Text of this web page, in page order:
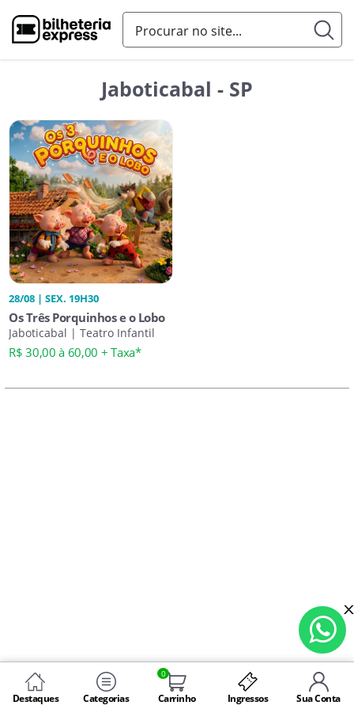
Destaques Categorias
0
Carrinho Ingressos Sua Conta
Jaboticabal - SP
28/08 | SEX. 19H30
Os Três Porquinhos e o Lobo
Jaboticabal | Teatro Infantil
R$ 30,00 à 60,00 + Taxa*